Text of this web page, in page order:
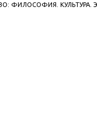
ФИЛОСОФИЯ. КУЛЬТУРА.